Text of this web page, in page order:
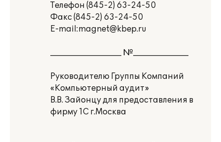
Телефон (845-2) 63-24-50
Факс (845-2) 63-24-50
E-mail:magnet@kbep.ru
__________________ №______________
Руководителю Группы Компаний
«Компьютерный аудит»
В.В. Зайонцу для предоставления в
фирму 1С г.Москва